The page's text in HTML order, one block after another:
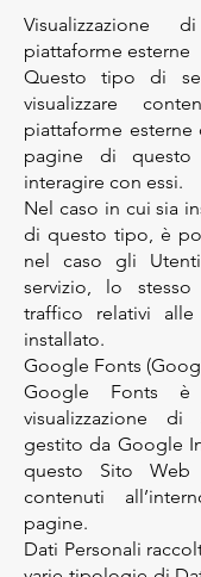
Visualizzazione
piattaforme esterne
Questo tipo di
visualizzare
piattaforme
pagine di
interagire con essi.
Nel caso in cui sia
di questo tipo, è
nel caso gli
servizio, lo
traffico relativi
installato.
Google Fonts
Google Fonts
visualizzazione
gestito da Google
questo Sito
contenuti
pagine.
Dati Personali